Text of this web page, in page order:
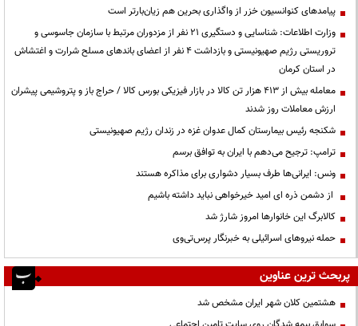
پیامدهای کنوانسیون خزر از واگذاری بحرین هم زیان‌بارتر است
وزارت اطلاعات: شناسایی و دستگیری ۲۱ نفر از مزدوران مرتبط با سازمان جاسوسی و
تروریستی رژیم صهیونیستی و بازداشت ۴ نفر از اعضای باندهای مسلح شرارت و اغتشاش
در استان کرمان
معامله بیش از ۴۱۳ هزار تن کالا در بازار فیزیکی بورس کالا / حراج باز و پتروشیمی پیشران
ارزش معاملات روز شدند
شکنجه رئیس بیمارستان کمال عدوان غزه در زندان رژیم صهیونیستی
ترامپ: ترجیح می‌دهم با ایران به توافق برسم
ونس: ایرانی‌ها طرف بسیار دشواری برای مذاکره هستند
از دشمن ذره ای امید خیرخواهی نباید داشته باشیم
کالابرگ این خانوارها امروز شارژ شد
حمله نیروهای اسرائیلی به خبرنگار پرس‌تی‌وی
پربحث ترین عناوین
هشتمین کلان شهر ایران مشخص شد